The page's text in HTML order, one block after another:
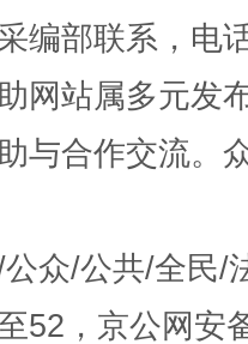
编部联系，电
网站属多元发
与合作交流。
众/公共/全民/
52，京公网安